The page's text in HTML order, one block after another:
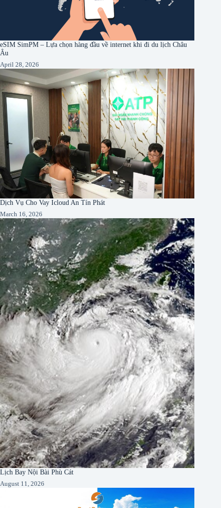
eSIM SimPM – Lựa chọn hàng đầu về internet khi đi du lịch Châu
Âu
April 28, 2026
Dịch Vụ Cho Vay Icloud An Tín Phát
March 16, 2026
Lịch Bay Nội Bài Phù Cát
August 11, 2026